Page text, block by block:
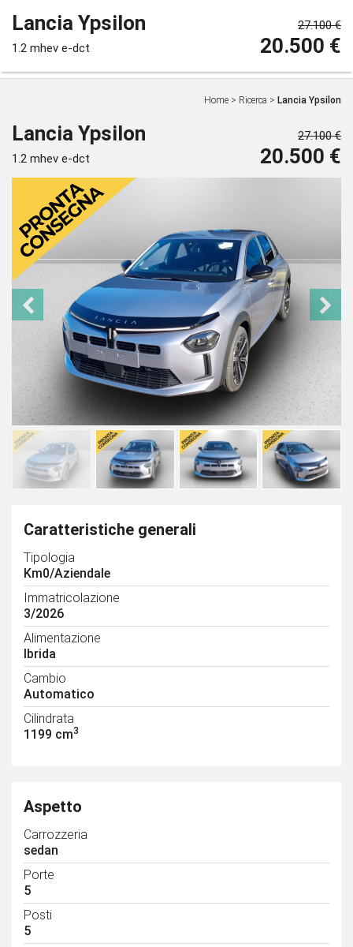
Home > Ricerca > Lancia Ypsilon
Lancia Ypsilon
1.2 mhev e-dct
27.100 €
20.500 €
Caratteristiche generali
Tipologia
Km0/Aziendale
Immatricolazione
3/2026
Alimentazione
Ibrida
Cambio
Automatico
Cilindrata
1199 cm3
Aspetto
Carrozzeria
sedan
Porte
5
Posti
5
Lancia Ypsilon
1.2 mhev e-dct
27.100 €
20.500 €